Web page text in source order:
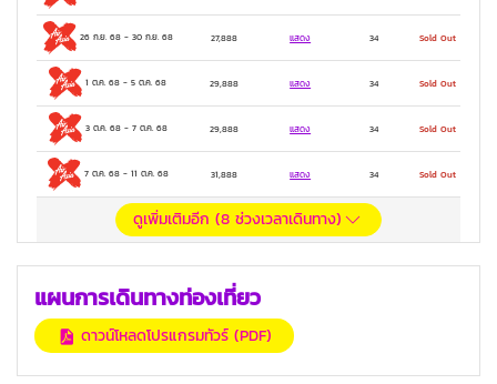
26 ก.ย. 68- 30 ก.ย. 68 27,888 แสดง 34 Sold Out
1 ต.ค. 68 -5 ต.ค. 68 29,888 แสดง 34 Sold Out
3 ต.ค. 68- 7 ต.ค. 68 29,888 แสดง 34 Sold Out
7 ต.ค. 68- 11 ต.ค. 68 31,888 แสดง 34 Sold Out
ดูเพิ่มเติมอีก (8ช่วงเวลาเดินทาง)
แผนการเดินทางท่องเที่ยว
ดาวน์โหลดโปรแกรมทัวร์ (PDF)